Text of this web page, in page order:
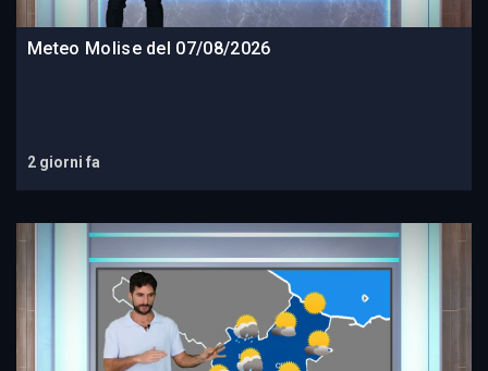
Meteo Molise del 07/08/2026
2 giorni fa